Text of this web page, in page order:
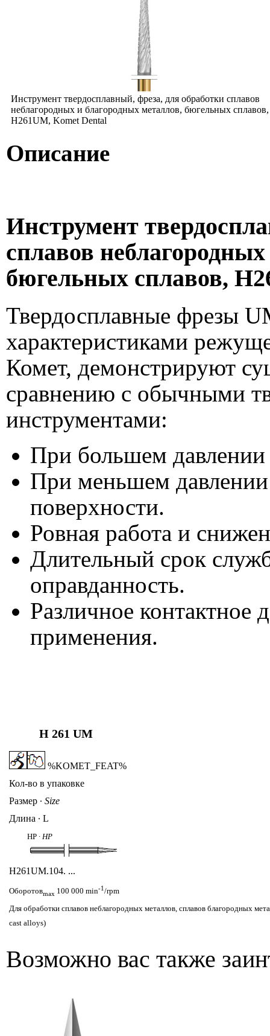
Инструмент твердосплавный, фреза, для обработки сплавов
неблагородных и благородных металлов, бюгельных сплавов,
H261UM, Komet Dental
Описание
Инструмент
сплавов
бюгельных сплавов,
Твердосплавные фрезы
характеристиками
Комет, демонстрируют
сравнению с обычными
инструментами:
При большем давлении
При меньшем давлении
поверхности.
Ровная работа и
Длительный срок
оправданность.
Различное контактное
применения.
H 261 UM
%KOMET_FEAT%
Кол-во в упаковке
Размер ∙ Size
Длина ∙ L
HP ∙ HP
H261UM.104. ...
Оборотовmax 100 000 min-1 /rpm
Для обработки сплавов неблагородных металлов, сплавов благородных
cast alloys)
Возможно вас также